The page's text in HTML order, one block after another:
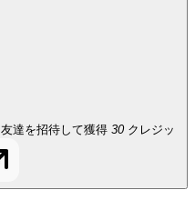
友達を招待して獲得 30 クレジッ